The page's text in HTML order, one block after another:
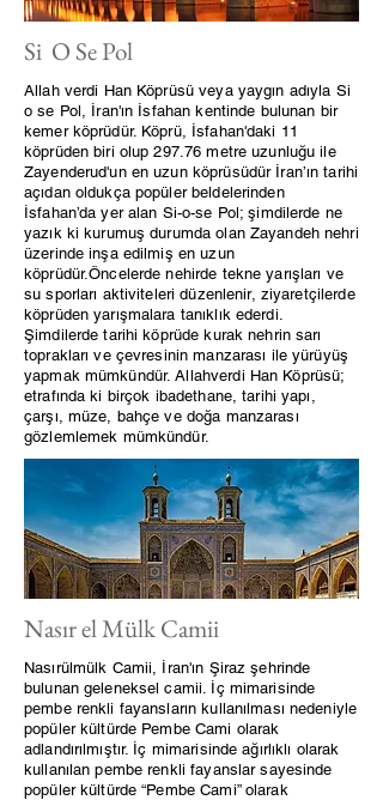
Si O Se Pol
Allah verdi Han Köprüsü veya yaygın adıyla Si
o se Pol, İran'ın İsfahan kentinde bulunan bir
kemer köprüdür. Köprü, İsfahan'daki 11
köprüden biri olup 297.76 metre uzunluğu ile
Zayenderud'un en uzun köprüsüdür İran’ın tarihi
açıdan oldukça popüler beldelerinden
İsfahan’da yer alan Si-o-se Pol; şimdilerde ne
yazık ki kurumuş durumda olan Zayandeh nehri
üzerinde inşa edilmiş en uzun
köprüdür.Öncelerde nehirde tekne yarışları ve
su sporları aktiviteleri düzenlenir, ziyaretçilerde
köprüden yarışmalara tanıklık ederdi.
Şimdilerde tarihi köprüde kurak nehrin sarı
toprakları ve çevresinin manzarası ile yürüyüş
yapmak mümkündür. Allahverdi Han Köprüsü;
etrafında ki birçok ibadethane, tarihi yapı,
çarşı, müze, bahçe ve doğa manzarası
gözlemlemek mümkündür.
Nasır el Mülk Camii
Nasırülmülk Camii, İran'ın Şiraz şehrinde
bulunan geleneksel camii. İç mimarisinde
pembe renkli fayansların kullanılması nedeniyle
popüler kültürde Pembe Cami olarak
adlandırılmıştır. İç mimarisinde ağırlıklı olarak
kullanılan pembe renkli fayanslar sayesinde
popüler kültürde “Pembe Cami” olarak